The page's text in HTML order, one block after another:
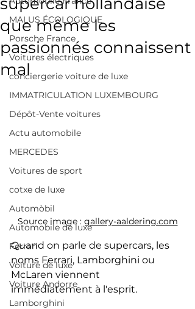
MALUS ÉCOLOGIQUE
Porsche France
Voitures électriques
conciergerie voiture de luxe
IMMATRICULATION LUXEMBOURG
Dépôt-Vente voitures
Actu automobile
MERCEDES
Voitures de sport
cotxe de luxe
Automòbil
Automobile de luxe
Ferrari
Voiture de luxe
Voiture Andorre
Lamborghini
que même les
passionnés connaissent
mal
Source image : gallery-aaldering.com
Quand on parle de supercars, les
noms Ferrari, Lamborghini ou
McLaren viennent
immédiatement à l'esprit.